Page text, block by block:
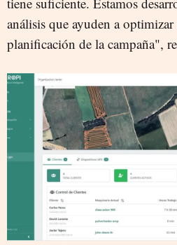
análisis que ayuden a
planificación de la campaña",